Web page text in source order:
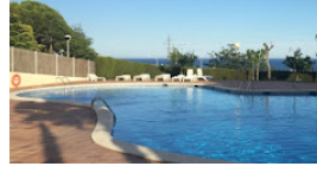
n
t
r
a
d